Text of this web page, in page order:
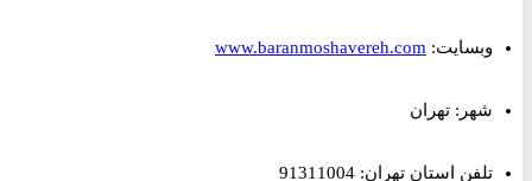
وبسایت:www.baranmoshavereh.com
شهر: تهران
تلفن استان تهران: 91311004